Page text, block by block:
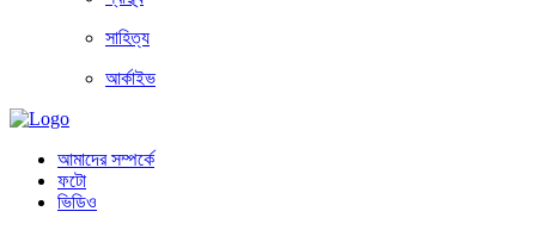
সাহিত্য
আর্কাইভ
আমাদের সম্পর্কে
ফটো
ভিডিও